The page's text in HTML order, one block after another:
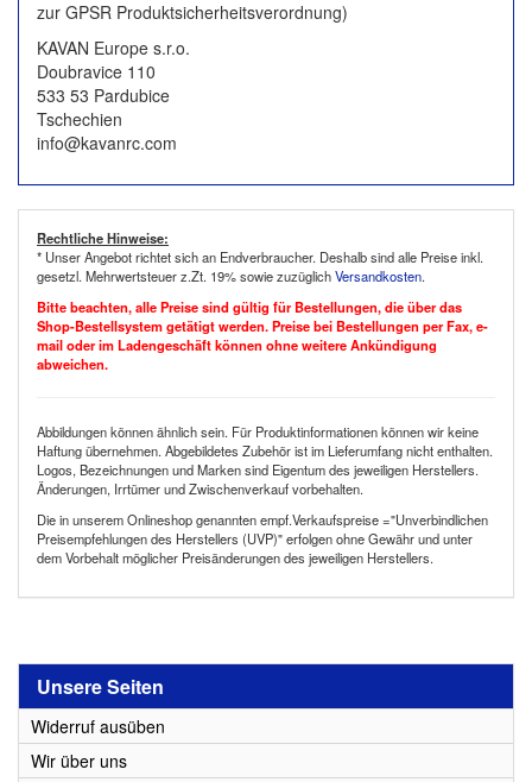
zur GPSR Produktsicherheitsverordnung)
KAVAN Europe s.r.o.
Doubravice 110
533 53 Pardubice
Tschechien
info@kavanrc.com
Rechtliche Hinweise:
* Unser Angebot richtet sich an Endverbraucher. Deshalb sind alle Preise inkl.
gesetzl. Mehrwertsteuer z.Zt. 19% sowie zuzüglichVersandkosten.
Bitte beachten, alle Preise sind gültig für Bestellungen, die über das
Shop-Bestellsystem getätigt werden. Preise bei Bestellungen per Fax, e-
mail oder im Ladengeschäft können ohne weitere Ankündigung
abweichen.
Abbildungen können ähnlich sein. Für Produktinformationen können wir keine
Haftung übernehmen. Abgebildetes Zubehör ist im Lieferumfang nicht enthalten.
Logos, Bezeichnungen und Marken sind Eigentum des jeweiligen Herstellers.
Änderungen, Irrtümer und Zwischenverkauf vorbehalten.
Die in unserem Onlineshop genannten empf.Verkaufspreise ="Unverbindlichen
Preisempfehlungen des Herstellers (UVP)" erfolgen ohne Gewähr und unter
dem Vorbehalt möglicher Preisänderungen des jeweiligen Herstellers.
Unsere Seiten
Widerruf ausüben
Wir über uns